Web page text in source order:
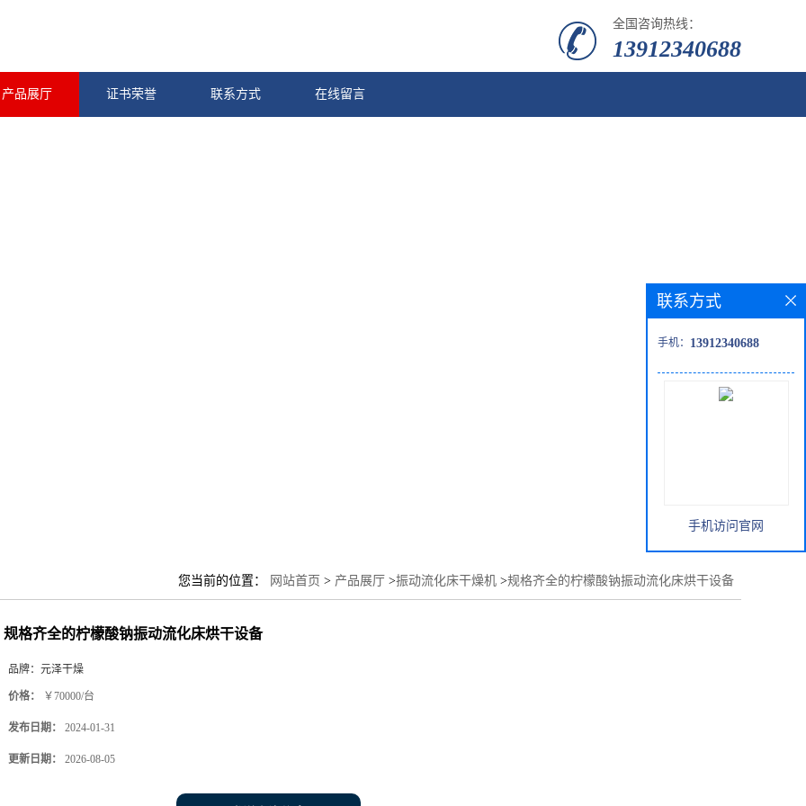
全国咨询热线：
13912340688
产品展厅 证书荣誉 联系方式 在线留言
您当前的位置： 网站首页 > 产品展厅 >振动流化床干燥机 >规格齐全的柠檬酸钠振动流化床烘干设备
规格齐全的柠檬酸钠振动流化床烘干设备
品牌： 元泽干燥
价格： ￥70000/台
发布日期： 2024-01-31
更新日期： 2026-08-05
联系方式
手机： 13912340688
手机访问官网